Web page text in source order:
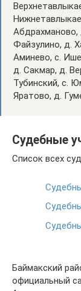
Абдрахманово,
Файзулино, д.
Аминево, с.
д. Сакмар, д.
Тубинский, с.
Яратово, д.
Судебные
Список всех
Баймакский
официальный